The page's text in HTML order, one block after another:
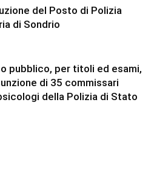
del Posto di Polizia
di Sondrio
pubblico, per titoli ed esami,
di 35 commissari
della Polizia di Stato